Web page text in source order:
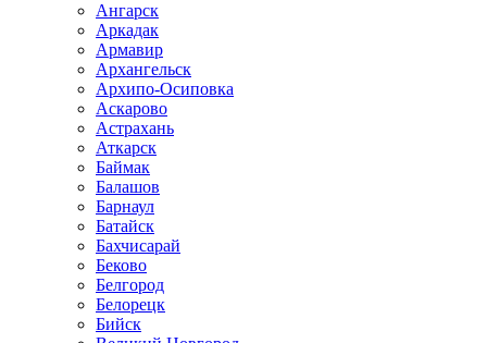
Ангарск
Аркадак
Армавир
Архангельск
Архипо-Осиповка
Аскарово
Астрахань
Аткарск
Баймак
Балашов
Барнаул
Батайск
Бахчисарай
Беково
Белгород
Белорецк
Бийск